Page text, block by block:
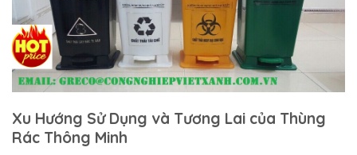
Xu Hướng Sử Dụng và Tương Lai của Thùng
Rác Thông Minh